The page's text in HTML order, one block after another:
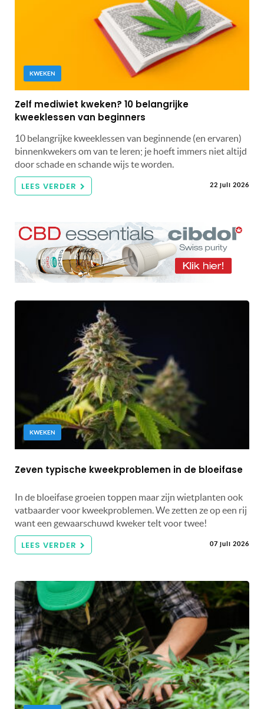
KWEKEN
Zelf mediwiet kweken? 10 belangrijke
kweeklessen van beginners
10 belangrijke kweeklessen van beginnende (en ervaren)
binnenkwekers om van te leren; je hoeft immers niet altijd
door schade en schande wijs te worden.
LEES VERDER 22 juli 2026
KWEKEN
Zeven typische kweekproblemen in de bloeifase
In de bloeifase groeien toppen maar zijn wietplanten ook
vatbaarder voor kweekproblemen. We zetten ze op een rij
want een gewaarschuwd kweker telt voor twee!
LEES VERDER 07 juli 2026